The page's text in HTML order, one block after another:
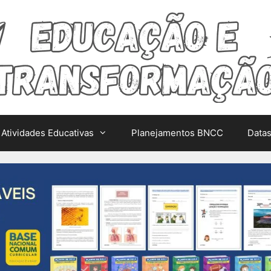
Atividades Educativas Planejamentos BNCC